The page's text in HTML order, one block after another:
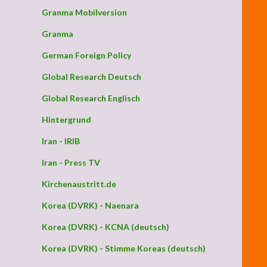
Granma Mobilversion
Granma
German Foreign Policy
Global Research Deutsch
Global Research Englisch
Hintergrund
Iran - IRIB
Iran - Press TV
Kirchenaustritt.de
Korea (DVRK) - Naenara
Korea (DVRK) - KCNA (deutsch)
Korea (DVRK) - Stimme Koreas (deutsch)